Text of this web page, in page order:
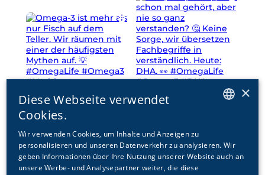
@omegalife.switzerland ENGLISH
×
Diese Webseite verwendet
Cookies.
Wir verwenden Cookies, um Inhalte und Anzeigen zu
personalisieren und unseren Datenverkehr zu analysieren. Wir
geben Informationen über Ihre Nutzung unserer Website auch an
unsere Werbe- und Analysepartner weiter, die diese